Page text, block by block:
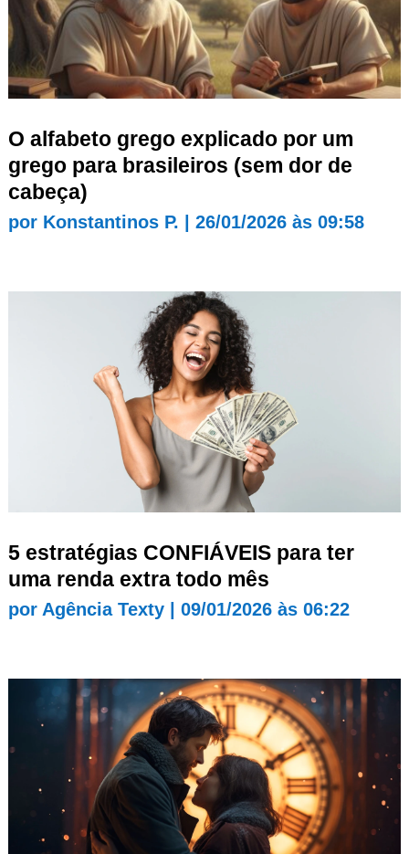
O alfabeto grego explicado por um
grego para brasileiros (sem dor de
cabeça)
por Konstantinos P. 26/01/2026 às 09:58
5 estratégias CONFIÁVEIS para ter
uma renda extra todo mês
por Agência Texty| 09/01/2026 às 06:22